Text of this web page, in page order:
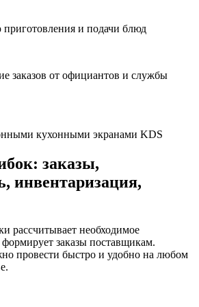
и подачи блюд
заказов от официантов и службы
кухонными экранами KDS
заказы,
инвентаризация,
рассчитывает необходимое
формирует заказы поставщикам.
провести быстро и удобно на любом